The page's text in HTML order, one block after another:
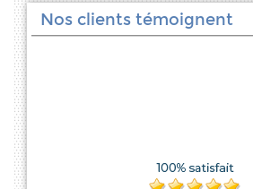
Nos clients témoignent